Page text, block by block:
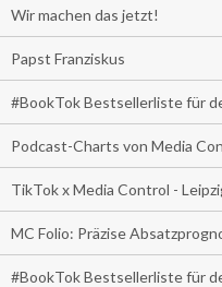
Wir machen das jetzt!
Papst Franziskus
#BookTok Bestsellerliste für
Podcast-Charts von Media
TikTok x Media Control -
MC Folio: Präzise
#BookTok Bestsellerliste für